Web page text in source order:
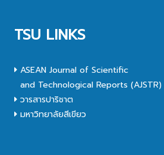
TSU LINKS
ASEAN Journal of Scientific
and Technological Reports (AJSTR)
วารสารปาริชาต
มหาวิทยาลัยสีเขียว